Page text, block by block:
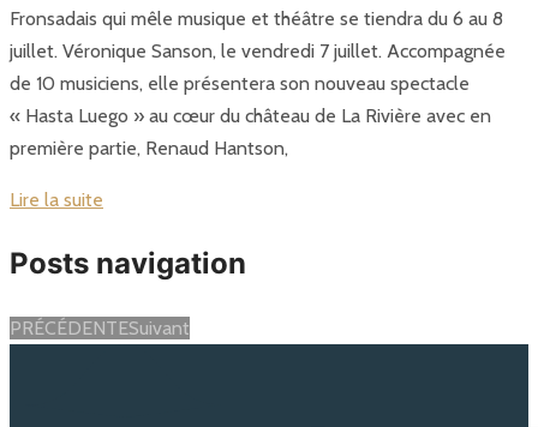
Fronsadais qui mêle musique et théâtre se tiendra du 6 au 8
juillet. Véronique Sanson, le vendredi 7 juillet. Accompagnée
de 10 musiciens, elle présentera son nouveau spectacle
« Hasta Luego » au cœur du château de La Rivière avec en
première partie, Renaud Hantson,
Lire la suite
Posts navigation
PRÉCÉDENTESuivant